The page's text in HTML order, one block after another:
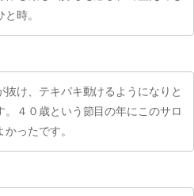
時。
抜け、テキパキ動けるようになりと
。４０歳という節目の年にこのサロ
かったです。